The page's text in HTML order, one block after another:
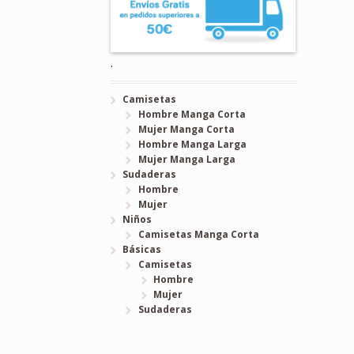
.
Camisetas
Hombre Manga Corta
Mujer Manga Corta
Hombre Manga Larga
Mujer Manga Larga
Sudaderas
Hombre
Mujer
Niños
Camisetas Manga Corta
Básicas
Camisetas
Hombre
Mujer
Sudaderas